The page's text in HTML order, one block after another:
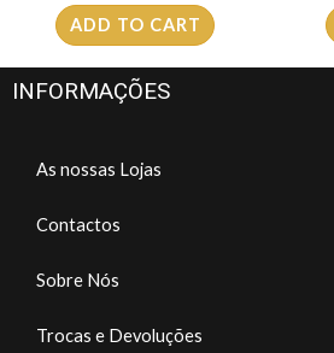
ADD TO CART
INFORMAÇÕES
As nossas Lojas
Contactos
Sobre Nós
Trocas e Devoluções